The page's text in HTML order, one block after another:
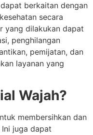
berkaitan dengan
secara
yang dilakukan dapat
penghilangan
pemijatan, dan
layanan yang
Wajah?
membersihkan dan
juga dapat